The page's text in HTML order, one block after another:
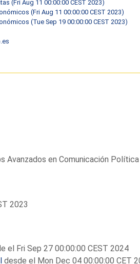
(Fri Aug 11 00:00:00 CEST 2023)
(Fri Aug 11 00:00:00 CEST 2023)
(Tue Sep 19 00:00:00 CEST 2023)
Avanzados en Comunicación Política
2023
el Fri Sep 27 00:00:00 CEST 2024
desde el Mon Dec 04 00:00:00 CET